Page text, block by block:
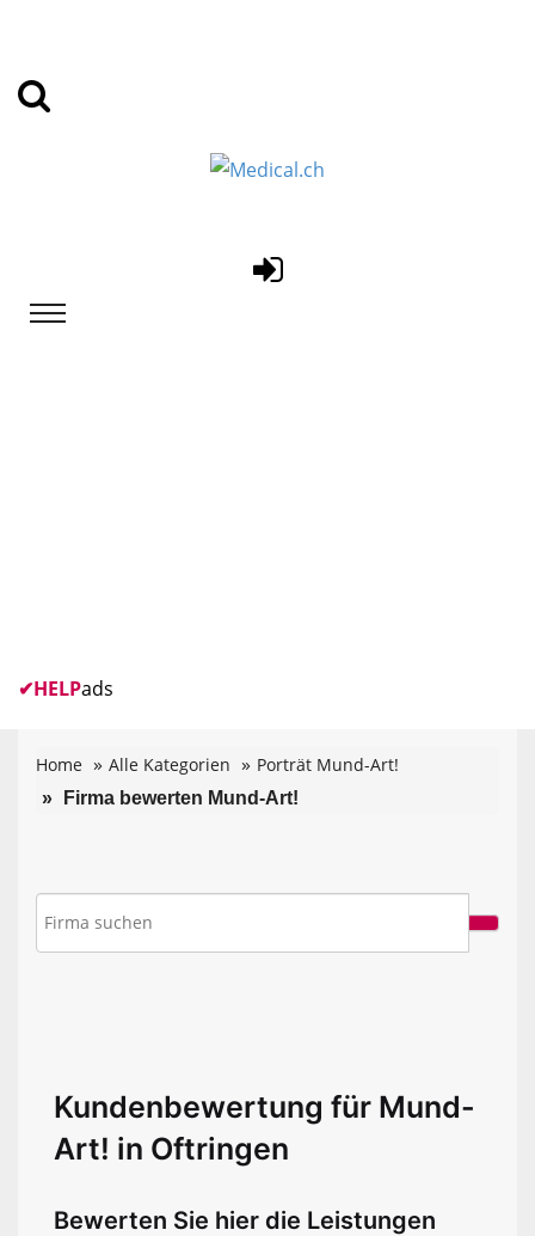
✔HELPads
Home Alle Kategorien Porträt Mund-Art!
Firma bewerten Mund-Art!
Kundenbewertung für Mund-
Art! in Oftringen
Bewerten Sie hier die Leistungen